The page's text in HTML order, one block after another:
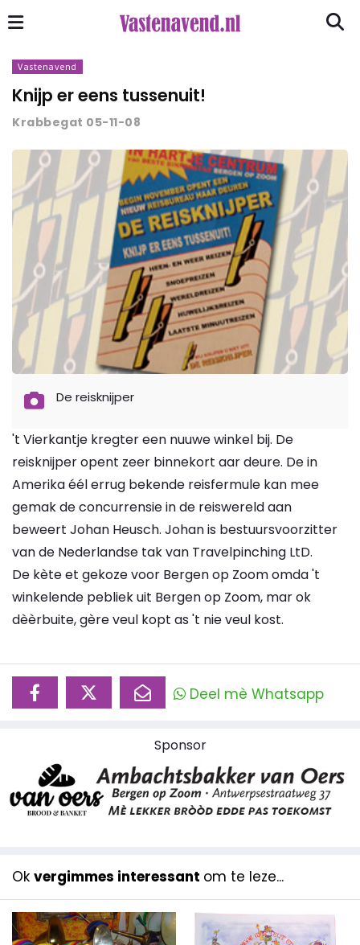
Vastenavend
Knijp er eens tussenuit!
Krabbegat 05-11-08
De reisknijper
't Vierkantje kregter een nuuwe winkel bij. De
reisknijper opent zeer binnekort aar deure. De in
Amerika éél errug bekende reisfermule kan mee
gemak de concurrensie in de reiswereld aan
beweert Johan Heusch. Johan is bestuursvoorzitter
van de Nederlandse tak van Travelpinching LtD.
De kète et gekoze voor Bergen op Zoom omda 't
winkelende pebliek uit Bergen op Zoom, mar ok
dèèrbuite, gère veul kopt as 't nie veul kost.
Deel mè Whatsapp
Sponsor
Ok vergimmes interessant om te leze...